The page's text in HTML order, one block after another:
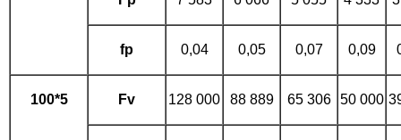
fp 0,04 0,05 0,07 0,09
100*5 Fv 128 000 88 889 65 306 50 000